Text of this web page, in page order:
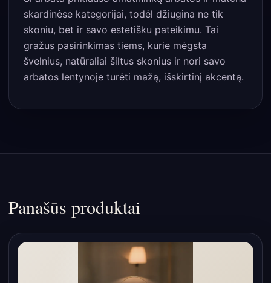
skardinėse kategorijai, todėl džiugina ne tik
skoniu, bet ir savo estetišku pateikimu. Tai
gražus pasirinkimas tiems, kurie mėgsta
švelnius, natūraliai šiltus skonius ir nori savo
arbatos lentynoje turėti mažą, išskirtinį akcentą.
Panašūs produktai